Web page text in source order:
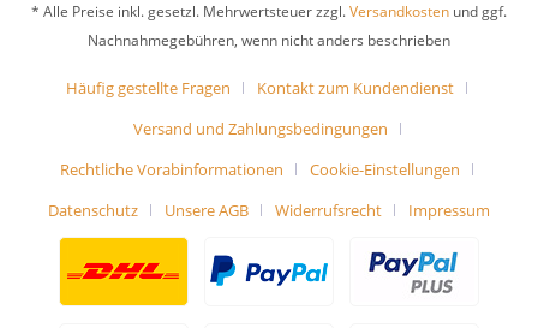
* Alle Preise inkl. gesetzl. Mehrwertsteuer zzgl.Versandkosten und ggf.
Nachnahmegebühren, wenn nicht anders beschrieben
Häufig gestellte Fragen
Kontakt zum Kundendienst
Versand und Zahlungsbedingungen
Rechtliche Vorabinformationen
Cookie-Einstellungen
Datenschutz
Unsere AGB Widerrufsrecht Impressum